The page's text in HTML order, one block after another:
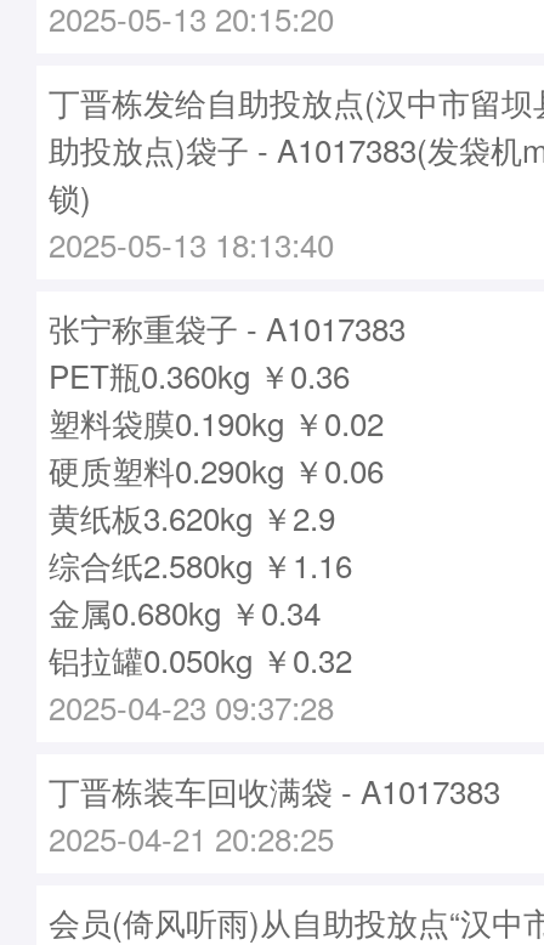
2025-05-13 20:15:20
丁晋栋发给自助投放点(汉中市留
助投放点)袋子 - A1017383(发袋机
锁)
2025-05-13 18:13:40
张宁称重袋子 - A1017383
PET瓶0.360kg ￥0.36
塑料袋膜0.190kg ￥0.02
硬质塑料0.290kg ￥0.06
黄纸板3.620kg ￥2.9
综合纸2.580kg ￥1.16
金属0.680kg ￥0.34
铝拉罐0.050kg ￥0.32
2025-04-23 09:37:28
丁晋栋装车回收满袋 - A1017383
2025-04-21 20:28:25
会员(倚风听雨)从自助投放点“汉中